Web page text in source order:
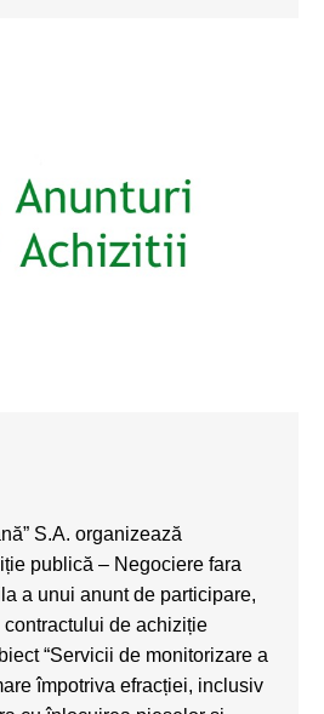
S.A. organizează
publică – Negociere fara
a unui anunt de participare,
de achiziție
“Servicii de monitorizare a
împotriva efracției, inclusiv